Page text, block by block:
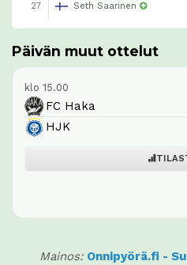
27 Seth Saarinen
Päivän muut ottelut
klo 15.00
FC Haka
HJK
Mainos: Onnipyörä.fi -